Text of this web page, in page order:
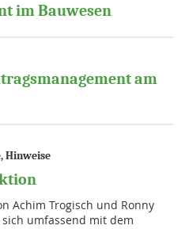
im Bauwesen
am
Hinweise
Achim Trogisch und Ronny
umfassend mit dem